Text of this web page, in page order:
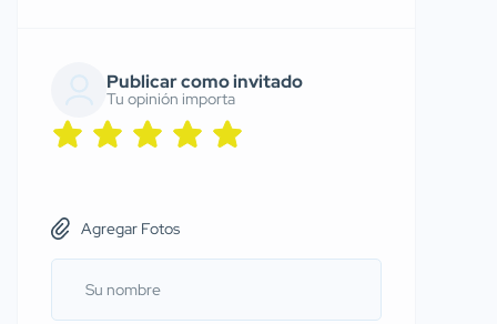
Publicar como invitado
Tu opinión importa
Agregar Fotos